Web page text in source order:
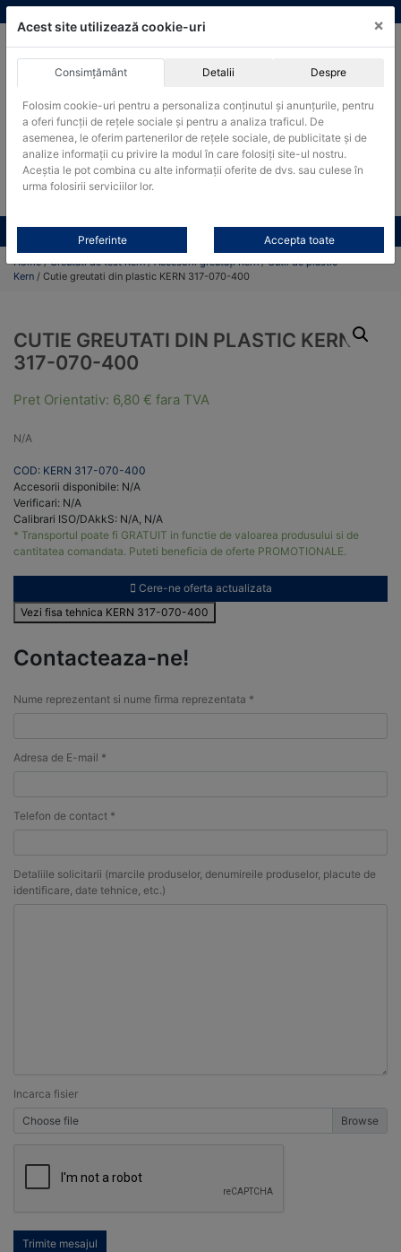
Skip
to
Produsele pot fi achizitionate si in sistemul SEAP / SICAP
Products
search
CAUTARE
Toate produsele CONTACT
Home/Greutati de test Kern/Accesorii greutăți Kern/Cutii de plastic
Kern / Cutie greutati din plastic KERN 317-070-400
CUTIE GREUTATI DIN PLASTIC KERN
317-070-400
Pret Orientativ: 6,80 € fara TVA
N/A
COD: KERN 317-070-400
Accesorii disponibile: N/A
Verificari: N/A
Calibrari ISO/DAkkS: N/A, N/A
* Transportul poate fi GRATUIT in functie de valoarea produsului si de
cantitatea comandata. Puteti beneficia de oferte PROMOTIONALE.
Cere-ne oferta actualizata
Vezi fisa tehnica KERN 317-070-400
Contacteaza-ne!
Nume reprezentant si nume firma reprezentata *
Adresa de E-mail *
Telefon de contact *
Detaliile solicitarii (marcile produselor, denumireile produselor, placute de
identificare, date tehnice, etc.)
Incarca fisier
Choose file
Trimite mesajul
Acest site utilizează cookie-uri ×
Consimțământ Detalii Despre
Folosim cookie-uri pentru a personaliza conținutul și anunțurile, pentru
a oferi funcții de rețele sociale și pentru a analiza traficul. De
asemenea, le oferim partenerilor de rețele sociale, de publicitate și de
analize informații cu privire la modul în care folosiți site-ul nostru.
Aceștia le pot combina cu alte informații oferite de dvs. sau culese în
urma folosirii serviciilor lor.
Preferinte Accepta toate